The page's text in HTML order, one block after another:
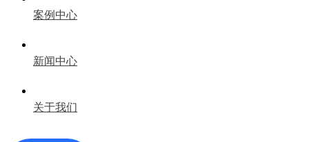
案例中心
新闻中心
关于我们